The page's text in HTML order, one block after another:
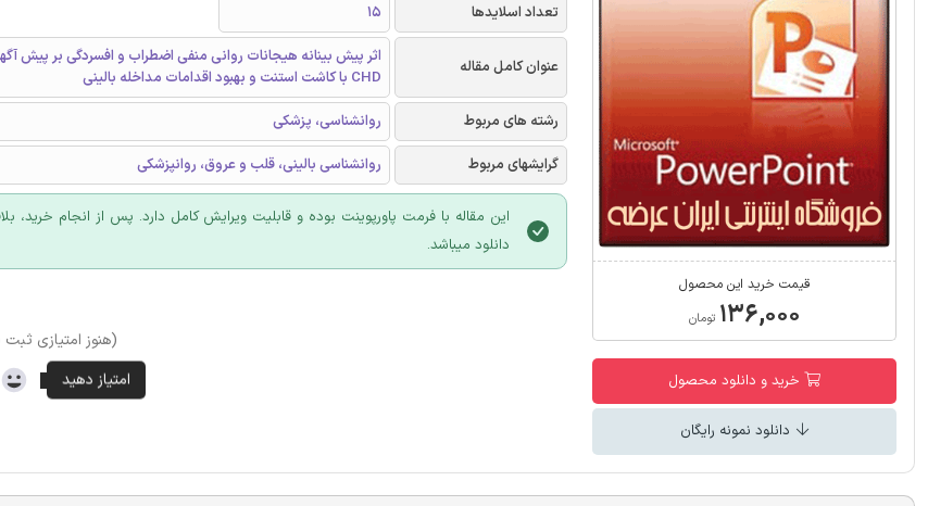
قیمت خرید این محصول
۱۳۶,۰۰۰ تومان
خرید و دانلود محصول
دانلود نمونه رایگان
تعداد اسلایدها
15
عنوان کامل مقاله
اثر پیش بینانه هیجانات روانی منفی اضطراب و افسردگی بر پیش
CHD با کاشت استنت و بهبود اقدامات مداخله بالینی
رشته های مربوط
روانشناسی، پزشکی
گرایشهای مربوط
روانشناسی بالینی، قلب و عروق، روانپزشکی
این مقاله با فرمت پاورپوینت بوده و قابلیت ویرایش کامل دارد. پس از انجام خرید،
دانلود میباشد.
(هنوز امتیازی